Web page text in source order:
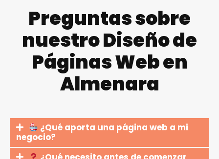
Preguntas sobre
nuestro Diseño de
Páginas Web en
Almenara
¿Qué aporta una página web a mi
negocio?